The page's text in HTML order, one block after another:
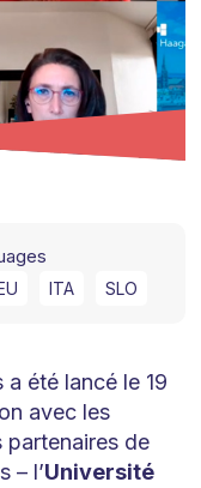
ITA SLO
a été lancé le 19
avec les
partenaires de
– l’Université